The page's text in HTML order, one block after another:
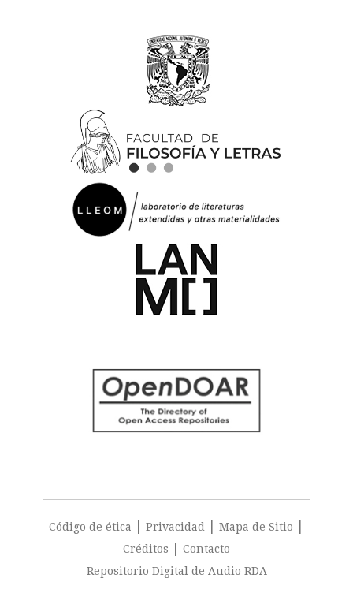
Código de ética Privacidad Mapa de Sitio
Créditos
Contacto
Repositorio Digital de Audio RDA